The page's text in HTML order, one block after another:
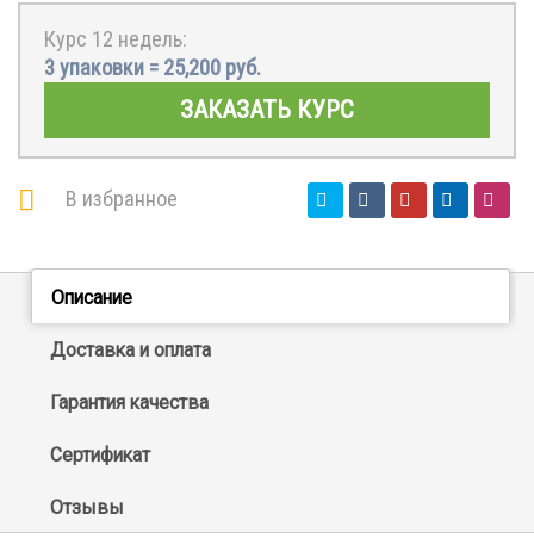
Курс 12 недель:
3 упаковки = 25,200 руб.
ЗАКАЗАТЬ КУРС
В избранное
Описание
Доставка и оплата
Гарантия качества
Сертификат
Отзывы